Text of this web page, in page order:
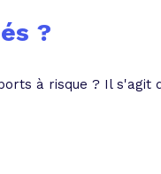
?
à risque ? Il s'agit